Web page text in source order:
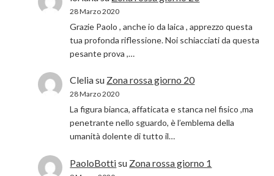
28 Marzo 2020
Grazie Paolo , anche io da laica , apprezzo questa
tua profonda riflessione. Noi schiacciati da questa
pesante prova ,…
Cleliasu Zona rossa giorno 20
28 Marzo 2020
La figura bianca, affaticata e stanca nel fisico ,ma
penetrante nello sguardo, è l’emblema della
umanità dolente di tutto il…
PaoloBottisu Zona rossa giorno 1